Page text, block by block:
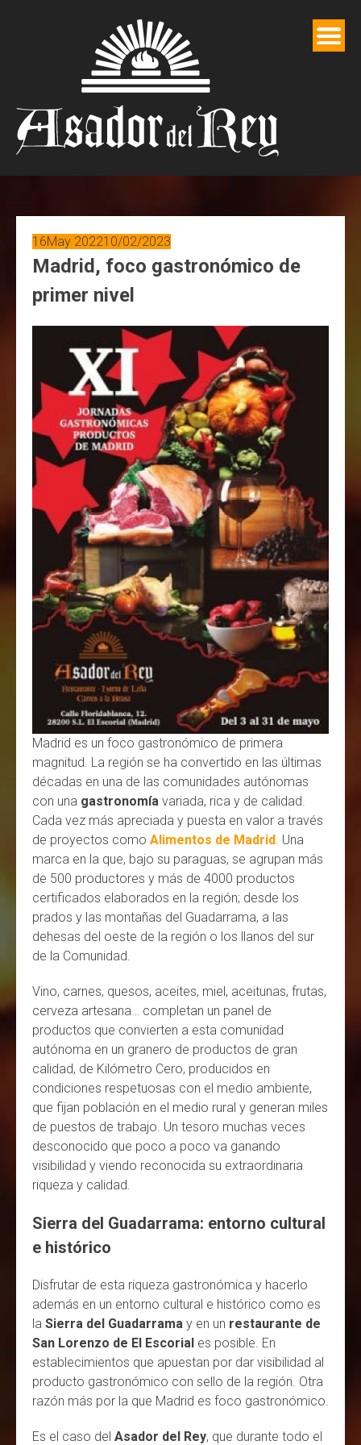
16May 202210/02/2023
Madrid, foco gastronómico de
primer nivel
Madrid es un foco gastronómico de primera
magnitud. La región se ha convertido en las últimas
décadas en una de las comunidades autónomas
con una gastronomía variada, rica y de calidad.
Cada vez más apreciada y puesta en valor a través
de proyectos como Alimentos de Madrid. Una
marca en la que, bajo su paraguas, se agrupan más
de 500 productores y más de 4000 productos
certificados elaborados en la región; desde los
prados y las montañas del Guadarrama, a las
dehesas del oeste de la región o los llanos del sur
de la Comunidad.
Vino, carnes, quesos, aceites, miel, aceitunas, frutas,
cerveza artesana… completan un panel de
productos que convierten a esta comunidad
autónoma en un granero de productos de gran
calidad, de Kilómetro Cero, producidos en
condiciones respetuosas con el medio ambiente,
que fijan población en el medio rural y generan miles
de puestos de trabajo. Un tesoro muchas veces
desconocido que poco a poco va ganando
visibilidad y viendo reconocida su extraordinaria
riqueza y calidad.
Sierra del Guadarrama: entorno cultural
e histórico
Disfrutar de esta riqueza gastronómica y hacerlo
además en un entorno cultural e histórico como es
la Sierra del Guadarrama y en un restaurante de
San Lorenzo de El Escorial es posible. En
establecimientos que apuestan por dar visibilidad al
producto gastronómico con sello de la región. Otra
razón más por la que Madrid es foco gastronómico.
Es el caso del Asador del Rey, que durante todo el